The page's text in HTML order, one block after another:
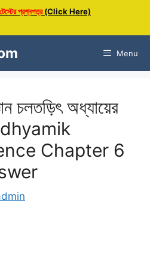
প্রশ্নপত্র(Click Here)
Menu
চলতড়িৎ অধ্যায়ের
Chapter 6